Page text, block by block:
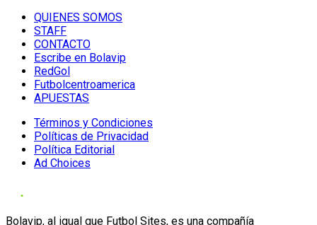
QUIENES SOMOS
STAFF
CONTACTO
Escribe en Bolavip
RedGol
Futbolcentroamerica
APUESTAS
Términos y Condiciones
Políticas de Privacidad
Política Editorial
Ad Choices
Bolavip, al igual que Futbol Sites, es una compañía